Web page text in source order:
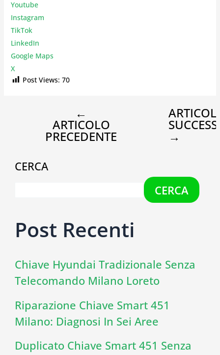
Youtube
Instagram
TikTok
LinkedIn
Google Maps
X
Post Views: 70
←
ARTICOLO
PRECEDENTE →
CERCA
CERCA
Post Recenti
Chiave Hyundai Tradizionale Senza
Telecomando Milano Loreto
Riparazione Chiave Smart 451
Milano: Diagnosi In Sei Aree
Duplicato Chiave Smart 451 Senza